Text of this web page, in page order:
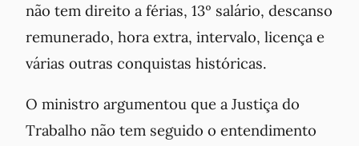
não tem direito a férias, 13º salário, descanso
remunerado, hora extra, intervalo, licença e
várias outras conquistas históricas.
O ministro argumentou que a Justiça do
Trabalho não tem seguido o entendimento